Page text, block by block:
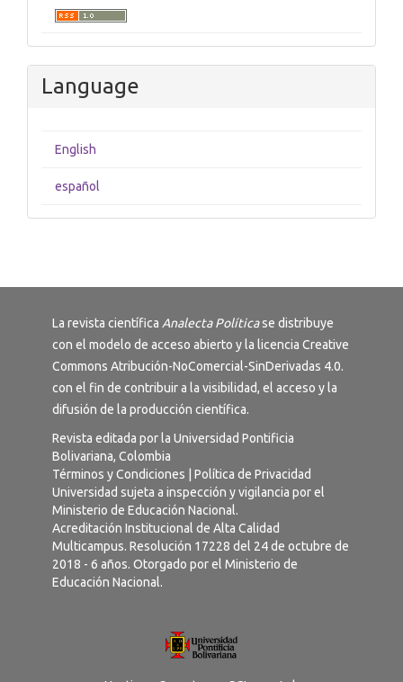
Language
English
español
La revista científica Analecta Políticase distribuye
con el modelo de acceso abierto y la licencia Creative
Commons Atribución-NoComercial-SinDerivadas 4.0.
con el fin de contribuir a la visibilidad, el acceso y la
difusión de la producción científica.
Revista editada por la Universidad Pontificia
Bolivariana, Colombia
Términos y Condiciones
Política de Privacidad
Universidad sujeta a inspección y vigilancia por el
Ministerio de Educación Nacional.
Acreditación Institucional de Alta Calidad
Multicampus. Resolución 17228 del 24 de octubre de
2018 - 6 años. Otorgado por el Ministerio de
Educación Nacional.